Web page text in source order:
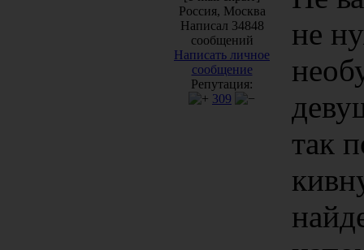
Россия, Москва
Написал 34848
сообщений
Написать личное
сообщение
Репутация:
309
не
так